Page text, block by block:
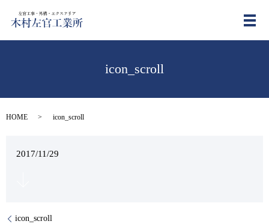
メ
icon_scroll
HOME icon_scroll
2017/11/29
icon_scroll